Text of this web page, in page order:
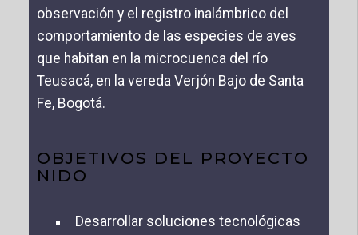
observación y el registro inalámbrico del
comportamiento de las especies de aves
que habitan en la microcuenca del río
Teusacá, en la vereda Verjón Bajo de Santa
Fe, Bogotá.
OBJETIVOS DEL PROYECTO
NIDO
Desarrollar soluciones tecnológicas